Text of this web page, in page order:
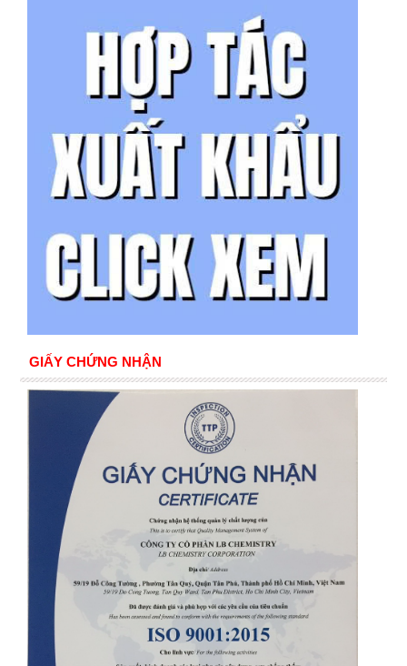
GIẤY CHỨNG NHẬN